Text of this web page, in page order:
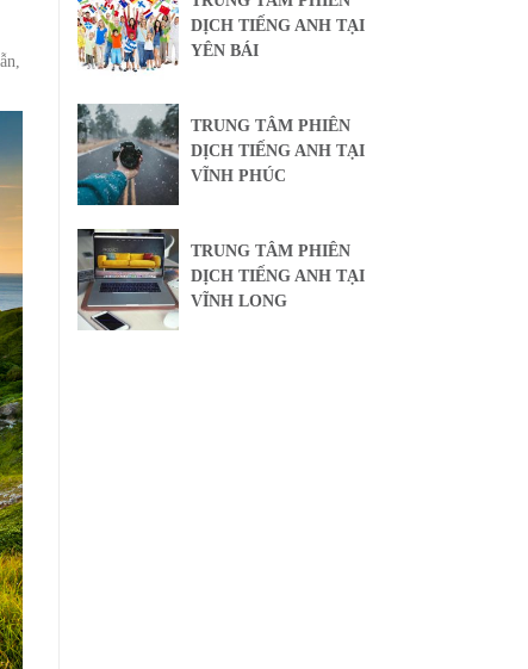
DỊCH TIẾNG ANH TẠI
YÊN BÁI
TRUNG TÂM PHIÊN
DỊCH TIẾNG ANH TẠI
VĨNH PHÚC
TRUNG TÂM PHIÊN
DỊCH TIẾNG ANH TẠI
VĨNH LONG